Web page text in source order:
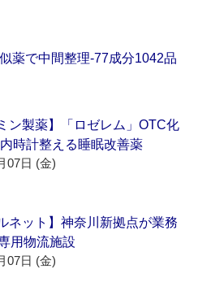
薬で中間整理‐77成分1042品
ン製薬】「ロゼレム」OTC化
内時計整える睡眠改善薬
07日 (金)
ネット】神奈川新拠点が業務
用物流施設
07日 (金)